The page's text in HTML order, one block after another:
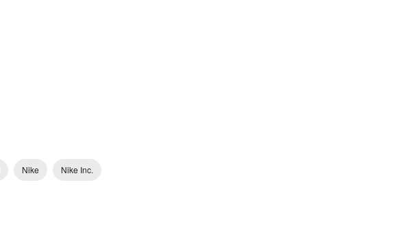
Nike Nike Inc.